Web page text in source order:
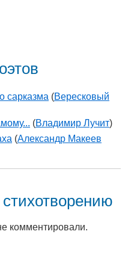
сарказма (Вересковый
(Владимир Лучит)
(Александр Макеев
комментировали.